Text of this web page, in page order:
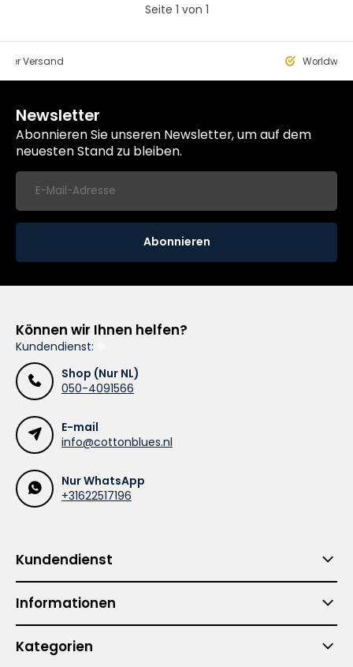
Seite 1 von 1
Versand
Newsletter
Abonnieren Sie unseren Newsletter, um auf dem
neuesten Stand zu bleiben.
Abonnieren
Können wir Ihnen helfen?
Kundendienst:
Shop (Nur NL)
050-4091566
E-mail
info@cottonblues.nl
Nur WhatsApp
+31622517196
Kundendienst
Informationen
Kategorien